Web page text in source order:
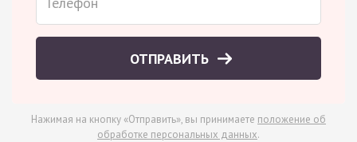
ОТПРАВИТЬ
Нажимая на кнопку «Отправить», вы принимаете положение об
обработке персональных данных.